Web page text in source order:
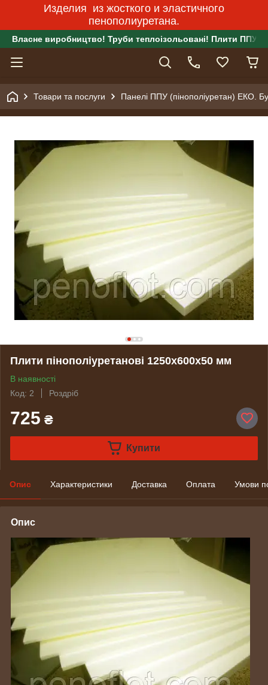
Изделия из жосткого и эластичного
пенополиуретана.
Власне виробництво! Труби теплоізольовані! Плити ППУ!
Товари та послуги Панелі ППУ (пінополіуретан) ЕКО.
Плити пінополіуретанові 1250х600х50 мм
В наявності
Код: 2
Роздріб
725 ₴
Купити
Опис Характеристики Доставка Оплата Умови
Опис